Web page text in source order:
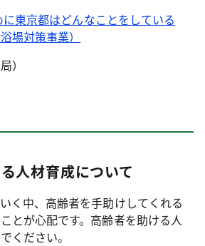
東京都はどんなことをしている
場対策事業）
）
人材育成について
く中、高齢者を手助けしてくれる
とが心配です。高齢者を助ける人
ください。